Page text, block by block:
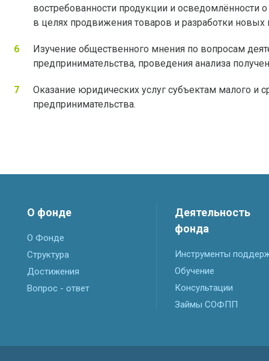
востребованности продукции и осведомлённости о
в целях продвижения товаров и разработки
Изучение общественного мнения по вопросам
предпринимательства, проведения анализа
Оказание юридических услуг субъектам малого и
предпринимательства.
О фонде
О Фонде
Структура
Достижения
Вопрос - ответ
Деятельность
фонда
Инструменты
Обучение
Консультации
Займы СОФПП